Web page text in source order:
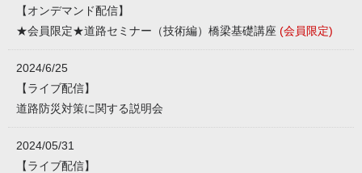
【オンデマンド配信】
★会員限定★道路セミナー（技術編）橋梁基礎講座 (会員限定)
2024/6/25
【ライブ配信】
道路防災対策に関する説明会
2024/05/31
【ライブ配信】